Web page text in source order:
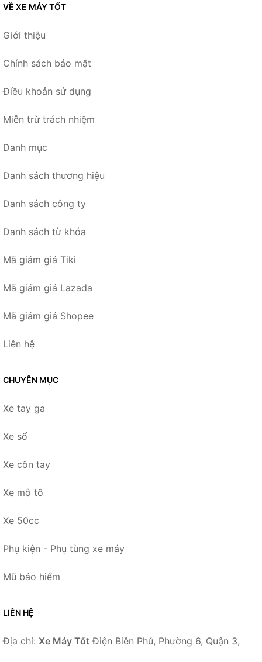
VỀ XE MÁY TỐT
Giới thiệu
Chính sách bảo mật
Điều khoản sử dụng
Miễn trừ trách nhiệm
Danh mục
Danh sách thương hiệu
Danh sách công ty
Danh sách từ khóa
Mã giảm giá Tiki
Mã giảm giá Lazada
Mã giảm giá Shopee
Liên hệ
CHUYÊN MỤC
Xe tay ga
Xe số
Xe côn tay
Xe mô tô
Xe 50cc
Phụ kiện - Phụ tùng xe máy
Mũ bảo hiểm
LIÊN HỆ
Địa chỉ: Xe Máy Tốt Điện Biên Phủ, Phường 6, Quận 3,